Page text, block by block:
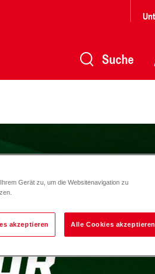
Suche
Gerät zu, um die Websitenavigation zu
akzeptieren Alle Cookies akzeptieren